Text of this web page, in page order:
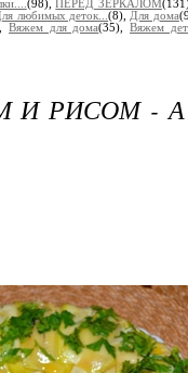
(98),ПЕРЕД ЗЕРКАЛОМ
любимых деток...(8), Для дома
Вяжем для дома(35),Вяжем
И РИСОМ - А